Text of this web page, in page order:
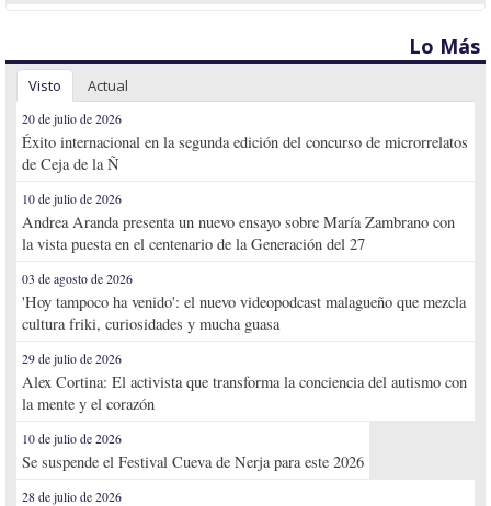
Lo Más
Visto Actual
20 de julio de 2026
Éxito internacional en la segunda edición del concurso de microrrelatos
de Ceja de la Ñ
10 de julio de 2026
Andrea Aranda presenta un nuevo ensayo sobre María Zambrano con
la vista puesta en el centenario de la Generación del 27
03 de agosto de 2026
'Hoy tampoco ha venido': el nuevo videopodcast malagueño que mezcla
cultura friki, curiosidades y mucha guasa
29 de julio de 2026
Alex Cortina: El activista que transforma la conciencia del autismo con
la mente y el corazón
10 de julio de 2026
Se suspende el Festival Cueva de Nerja para este 2026
28 de julio de 2026